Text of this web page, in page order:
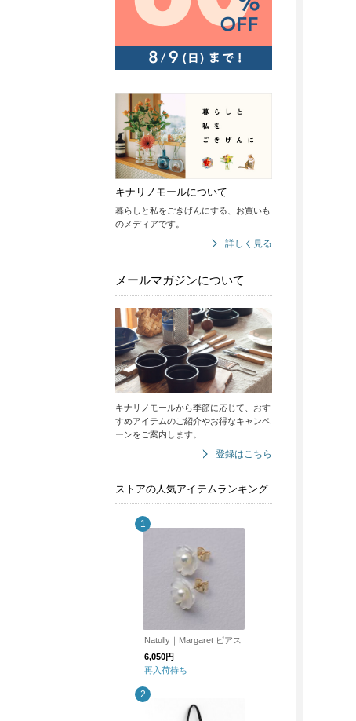
キナリノモールについて
暮らしと私をごきげんにする、お買いも
のメディアです。
詳しく見る
メールマガジンについて
キナリノモールから季節に応じて、おす
すめアイテムのご紹介やお得なキャンペ
ーンをご案内します。
登録はこちら
ストアの人気アイテムランキング
Natully｜Margaret ピアス
6,050円
再入荷待ち